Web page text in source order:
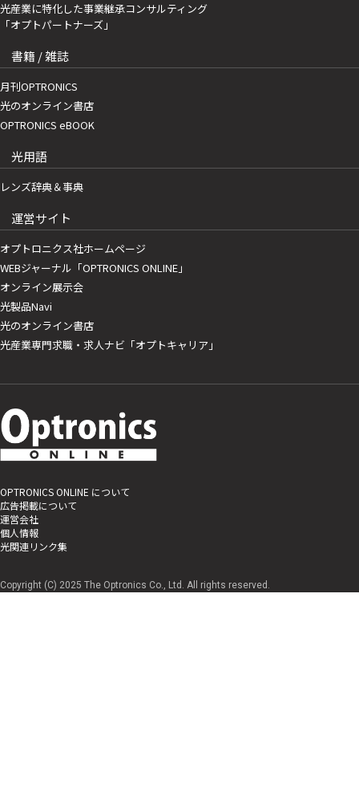
光産業に特化した事業継承コンサルティング
「オプトパートナーズ」
書籍 / 雑誌
月刊OPTRONICS
光のオンライン書店
OPTRONICS eBOOK
光用語
レンズ辞典＆事典
運営サイト
オプトロニクス社ホームページ
WEBジャーナル「OPTRONICS ONLINE」
オンライン展示会
光製品Navi
光のオンライン書店
光産業専門求職・求人ナビ「オプトキャリア」
OPTRONICS ONLINE について
広告掲載について
運営会社
個人情報
光関連リンク集
Copyright (C) 2025 The Optronics Co., Ltd. All rights reserved.